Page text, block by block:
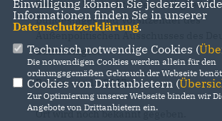
Referent: Ruprecht Polenz, Mitglied
Bundestages und Vorsitzender des
Außenpolitischen Ausschusses des
Bundestages.
Beginn um 19:30 Uhr
Ort wird noch bekannt gegeben.
Einwilligung können Sie jederzeit
Informationen finden Sie in unserer
Datenschutzerklärung.
Technisch notwendige Cookies (
Die notwendigen Cookies werden allein für den
ordnungsgemäßen Gebrauch der Webseite
Cookies von Drittanbietern (
Zur Optimierung unserer Webseite binden wir
Angebote von Drittanbietern ein.